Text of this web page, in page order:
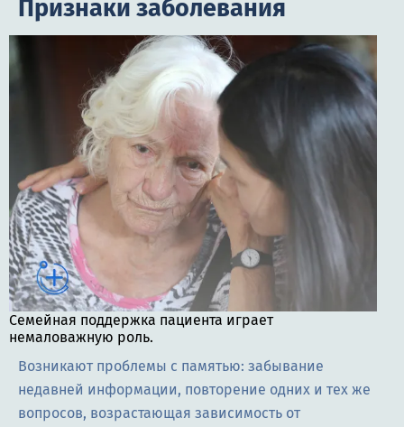
Признаки заболевания
Семейная поддержка пациента играет
немаловажную роль.
Возникают проблемы с памятью: забывание
недавней информации, повторение одних и тех же
вопросов, возрастающая зависимость от